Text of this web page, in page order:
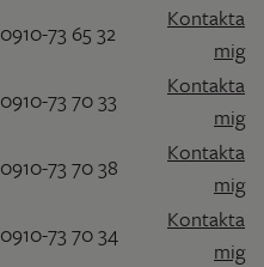
0910-73 65 32
Kontakta
mig
0910-73 70 33
Kontakta
mig
0910-73 70 38
Kontakta
mig
0910-73 70 34
Kontakta
mig